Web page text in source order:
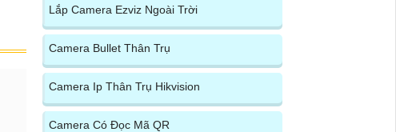
Lắp Camera Ezviz Ngoài Trời
Camera Bullet Thân Trụ
Camera Ip Thân Trụ Hikvision
Camera Có Đọc Mã QR